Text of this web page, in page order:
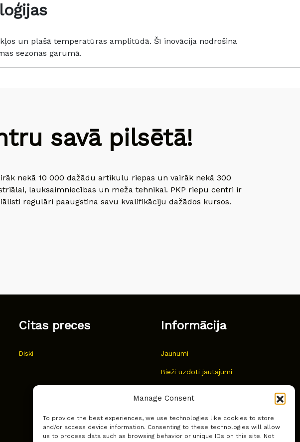
Manage Consent
To provide the best experiences, we use technologies like cookies to store
and/or access device information. Consenting to these technologies will allow
us to process data such as browsing behavior or unique IDs on this site. Not
un plašā temperatūras amplitūdā. Šī inovācija nodrošina
sezonas garumā.
savā pilsētā!
nekā 10 000 dažādu artikulu riepas un vairāk nekā 300
lauksaimniecības un meža tehnikai. PKP riepu centri ir
regulāri paaugstina savu kvalifikāciju dažādos kursos.
Citas preces
Diski
Informācija
Jaunumi
Bieži uzdoti jautājumi